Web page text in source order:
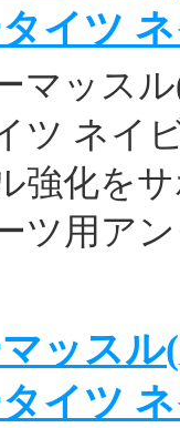
イツ
マッス
ツ ネイ
強化を
ツ用ア
ッス
イツ